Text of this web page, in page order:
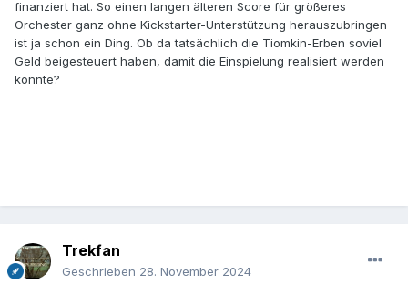
finanziert hat. So einen langen älteren Score für größeres
Orchester ganz ohne Kickstarter-Unterstützung herauszubringen
ist ja schon ein Ding. Ob da tatsächlich die Tiomkin-Erben soviel
Geld beigesteuert haben, damit die Einspielung realisiert werden
konnte?
Trekfan
Geschrieben 28. November 2024